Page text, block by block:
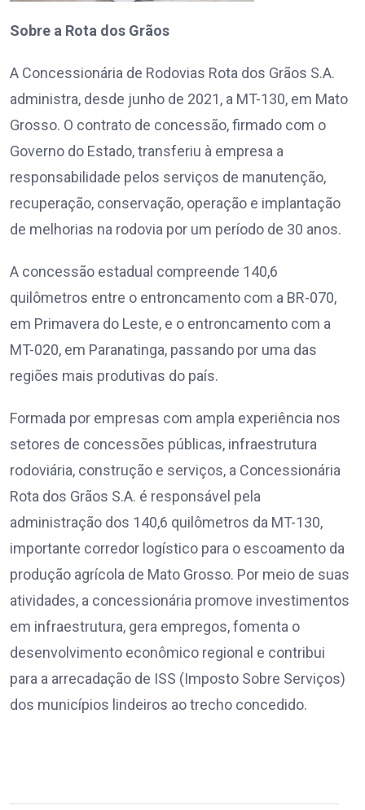
Sobre a Rota dos Grãos
A Concessionária de Rodovias Rota dos Grãos S.A.
administra, desde junho de 2021, a MT-130, em Mato
Grosso. O contrato de concessão, firmado com o
Governo do Estado, transferiu à empresa a
responsabilidade pelos serviços de manutenção,
recuperação, conservação, operação e implantação
de melhorias na rodovia por um período de 30 anos.
A concessão estadual compreende 140,6
quilômetros entre o entroncamento com a BR-070,
em Primavera do Leste, e o entroncamento com a
MT-020, em Paranatinga, passando por uma das
regiões mais produtivas do país.
Formada por empresas com ampla experiência nos
setores de concessões públicas, infraestrutura
rodoviária, construção e serviços, a Concessionária
Rota dos Grãos S.A. é responsável pela
administração dos 140,6 quilômetros da MT-130,
importante corredor logístico para o escoamento da
produção agrícola de Mato Grosso. Por meio de suas
atividades, a concessionária promove investimentos
em infraestrutura, gera empregos, fomenta o
desenvolvimento econômico regional e contribui
para a arrecadação de ISS (Imposto Sobre Serviços)
dos municípios lindeiros ao trecho concedido.